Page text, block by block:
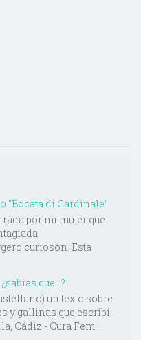
"Bocata di Cardinale"
por mi mujer que
curiosón. Esta
que...?
un texto sobre
y gallinas que escribí
Cádiz - Cura Fem...